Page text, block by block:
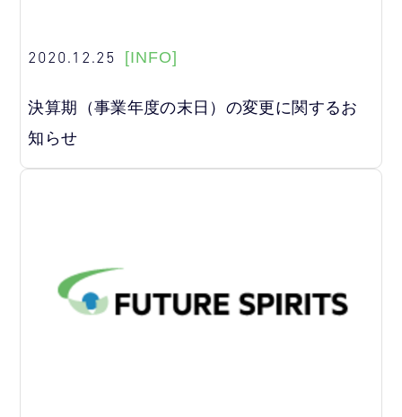
2020.12.25 [INFO]
決算期（事業年度の末日）の変更に関するお
知らせ